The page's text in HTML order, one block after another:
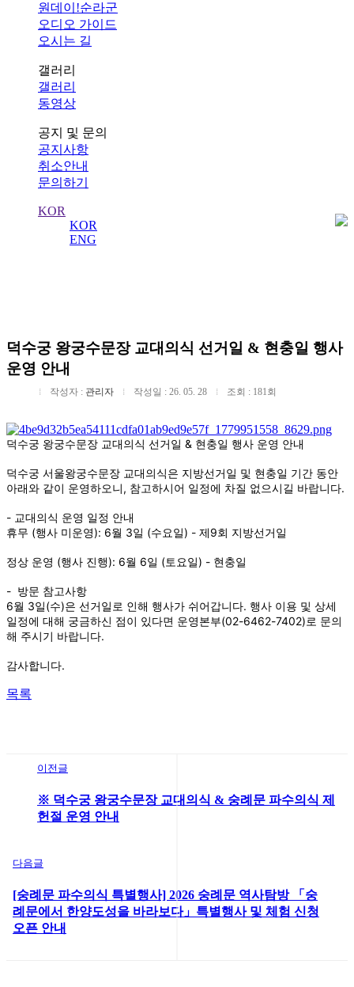
원데이!순라군
오디오 가이드
오시는 길
갤러리
갤러리
동영상
공지 및 문의
공지사항
취소안내
문의하기
KOR
KOR
ENG
덕수궁 왕궁수문장 교대의식 선거일 & 현충일 행사
운영 안내
작성자 : 관리자 작성일 : 26. 05. 28 조회 : 181회
덕수궁 왕궁수문장 교대의식 선거일 & 현충일 행사 운영 안내
덕수궁 서울왕궁수문장 교대의식은 지방선거일 및 현충일 기간 동안
아래와 같이 운영하오니, 참고하시어 일정에 차질 없으시길 바랍니다.
- 교대의식 운영 일정 안내
휴무 (행사 미운영): 6월 3일 (수요일) - 제9회 지방선거일
정상 운영 (행사 진행): 6월 6일 (토요일) - 현충일
- 방문 참고사항
6월 3일(수)은 선거일로 인해 행사가 쉬어갑니다. 행사 이용 및 상세
일정에 대해 궁금하신 점이 있다면 운영본부(02-6462-7402)로 문의
해 주시기 바랍니다.
감사합니다.
목록
이전글
※ 덕수궁 왕궁수문장 교대의식 & 숭례문 파수의식 제
헌절 운영 안내
다음글
[숭례문 파수의식 특별행사] 2026 숭례문 역사탐방 「숭
례문에서 한양도성을 바라보다」특별행사 및 체험 신청
오픈 안내